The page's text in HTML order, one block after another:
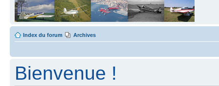
Index du forum Archives
Bienvenue !